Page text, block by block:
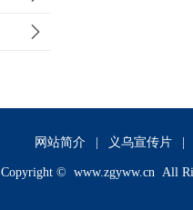
网站简介 义乌宣传片
Copyright © www.zgyww.cn All